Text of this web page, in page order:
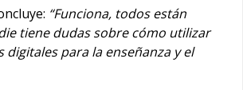
“Funciona, todos están
tiene dudas sobre cómo utilizar
digitales para la enseñanza y el